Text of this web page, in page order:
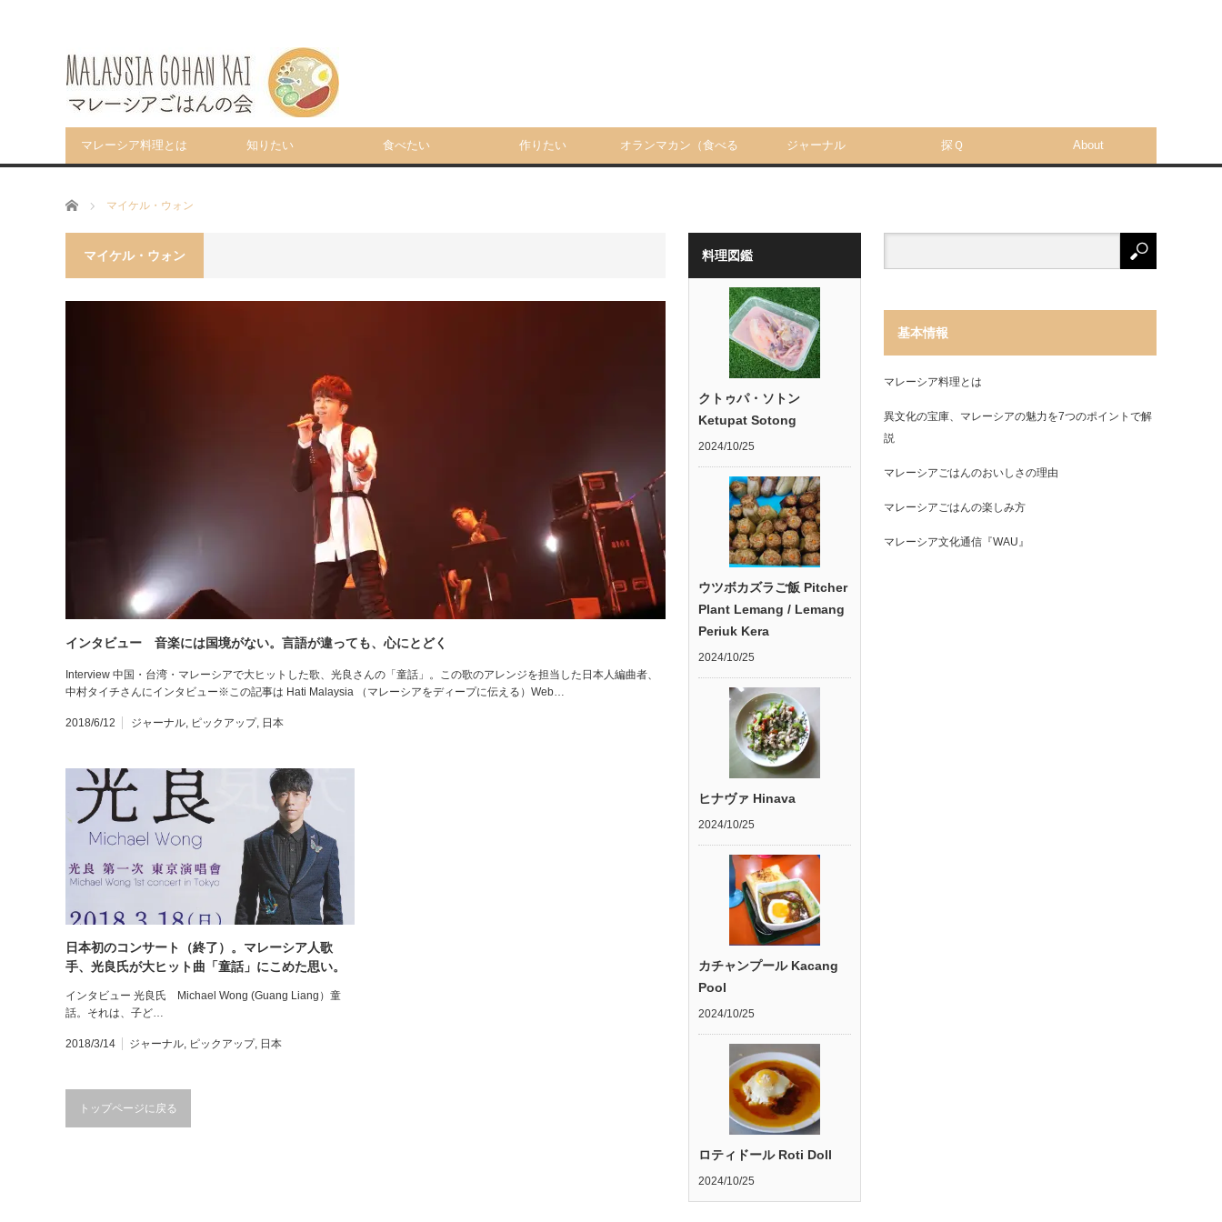
マレーシア料理とは 知りたい 食べたい 作りたい オランマカン（食べる ジャーナル 探Ｑ About
ホーム マイケル・ウォン
マイケル・ウォン
インタビュー 音楽には国境がない。言語が違っても、心にとどく
Interview 中国・台湾・マレーシアで大ヒットした歌、光良さんの「童話」。この歌のアレンジを担当した日本人編曲者、
中村タイチさんにインタビュー※この記事は Hati Malaysia （マレーシアをディープに伝える）Web…
2018/6/12 ジャーナル, ピックアップ, 日本
日本初のコンサート（終了）。マレーシア人歌
手、光良氏が大ヒット曲「童話」にこめた思い。
インタビュー 光良氏 Michael Wong (Guang Liang）童
話。それは、子ど…
2018/3/14 ジャーナル, ピックアップ, 日本
トップページに戻る
料理図鑑
クトゥパ・ソトン
Ketupat Sotong
2024/10/25
ウツボカズラご飯 Pitcher
Plant Lemang / Lemang
Periuk Kera
2024/10/25
ヒナヴァ Hinava
2024/10/25
カチャンプール Kacang
Pool
2024/10/25
ロティドール Roti Doll
2024/10/25
基本情報
マレーシア料理とは
異文化の宝庫、マレーシアの魅力を7つのポイントで解
説
マレーシアごはんのおいしさの理由
マレーシアごはんの楽しみ方
マレーシア文化通信『WAU』